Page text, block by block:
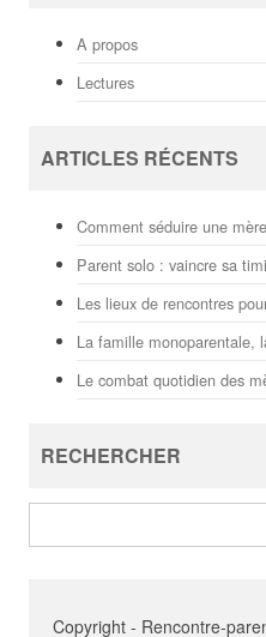
A propos
Lectures
ARTICLES RÉCENTS
Comment séduire une
Parent solo : vaincre sa
Les lieux de rencontres
La famille monoparentale,
Le combat quotidien des
RECHERCHER
Copyright - Rencontre-